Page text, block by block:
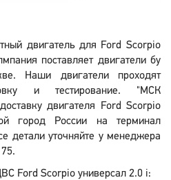
двигатель для Ford Scorpio
поставляет двигатели бу
Наши двигатели проходят
и тестирование. "МСК
двигателя Ford Scorpio
город России на терминал
детали уточняйте у менеджера
Ford Scorpio универсал 2.0 i: